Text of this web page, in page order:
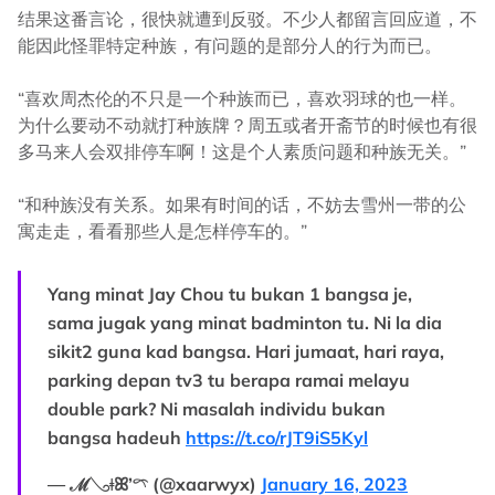
结果这番言论，很快就遭到反驳。不少人都留言回应道，不
能因此怪罪特定种族，有问题的是部分人的行为而已。
“喜欢周杰伦的不只是一个种族而已，喜欢羽球的也一样。
为什么要动不动就打种族牌？周五或者开斋节的时候也有很
多马来人会双排停车啊！这是个人素质问题和种族无关。”
“和种族没有关系。如果有时间的话，不妨去雪州一带的公
寓走走，看看那些人是怎样停车的。”
Yang minat Jay Chou tu bukan 1 bangsa je,
sama jugak yang minat badminton tu. Ni la dia
sikit2 guna kad bangsa. Hari jumaat, hari raya,
parking depan tv3 tu berapa ramai melayu
double park? Ni masalah individu bukan
bangsa hadeuh https://t.co/rJT9iS5Kyl
— ℳ𓂅ǂꕤ’𓍼 (@xaarwyx) January 16, 2023